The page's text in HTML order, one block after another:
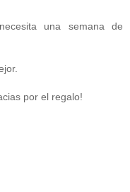
una semana de
por el regalo!